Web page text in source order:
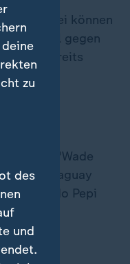
die Türkei können
ihr Spiel gegen
dieser bereits
um die "Wade
Paraguay
Ricardo Pepi
zu
des
und